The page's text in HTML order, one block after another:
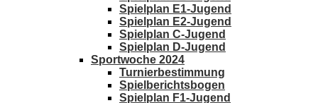
Spielplan E1-Jugend
Spielplan E2-Jugend
Spielplan C-Jugend
Spielplan D-Jugend
Sportwoche 2024
Turnierbestimmung
Spielberichtsbogen
Spielplan F1-Jugend